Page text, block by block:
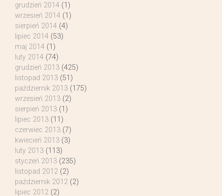
grudzień 2014 (1)
wrzesień 2014 (1)
sierpień 2014 (4)
lipiec 2014 (53)
maj 2014 (1)
luty 2014 (74)
grudzień 2013 (425)
listopad 2013 (51)
październik 2013 (175)
wrzesień 2013 (2)
sierpień 2013 (1)
lipiec 2013 (11)
czerwiec 2013 (7)
kwiecień 2013 (3)
luty 2013 (113)
styczeń 2013 (235)
listopad 2012 (2)
październik 2012 (2)
lipiec 2012 (2)